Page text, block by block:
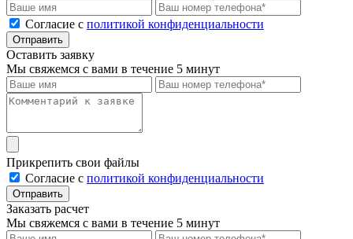
Cогласие с политикой конфиденциальности
Отправить
Оставить заявку
Мы свяжемся с вами в течение 5 минут
Прикрепить свои файлы
Cогласие с политикой конфиденциальности
Отправить
Заказать расчет
Мы свяжемся с вами в течение 5 минут